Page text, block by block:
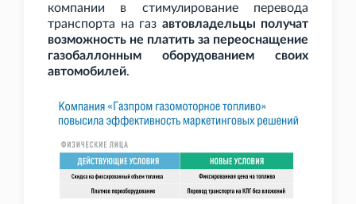
компании в стимулирование перевода
транспорта на газ автовладельцы получат
возможность не платить за переоснащение
газобаллонным оборудованием своих
автомобилей.